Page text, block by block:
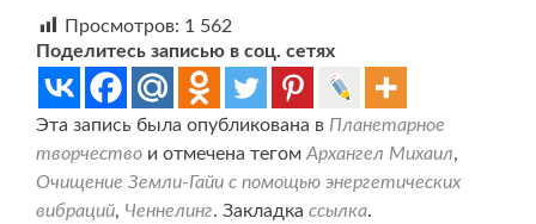
Просмотров: 1 562
Поделитесь записью в соц. сетях
Эта запись была опубликована в Планетарное
творчество и отмечена тегомАрхангел Михаил,
Очищение Земли-Гайи с помощью энергетических
вибраций, Ченнелинг. Закладка ссылка.